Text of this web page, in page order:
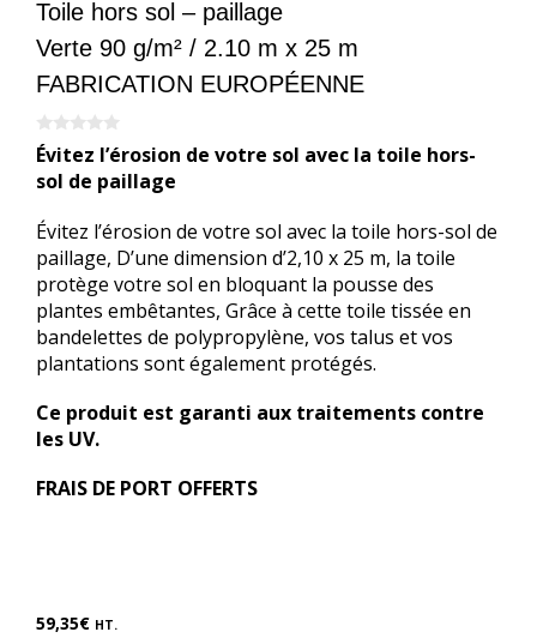
Toile hors sol – paillage
Verte 90 g/m² / 2.10 m x 25 m
FABRICATION EUROPÉENNE
0
s
u
r
Évitez l’érosion de votre sol avec la toile hors-
sol de paillage
Évitez l’érosion de votre sol avec la toile hors-sol de
paillage, D’une dimension d’2,10 x 25 m, la toile
protège votre sol en bloquant la pousse des
plantes embêtantes, Grâce à cette toile tissée en
bandelettes de polypropylène, vos talus et vos
plantations sont également protégés.
Ce produit est garanti aux traitements contre
les UV.
FRAIS DE PORT OFFERTS
59,35€ HT.